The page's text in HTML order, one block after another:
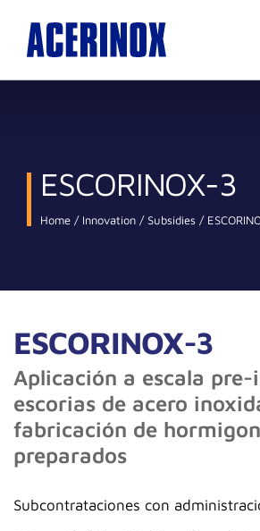
ESCORINOX-3
Home Innovation Subsidies
ESCORINOX-3
Aplicación a escala
escorias de acero
fabricación de
preparados
Subcontrataciones con